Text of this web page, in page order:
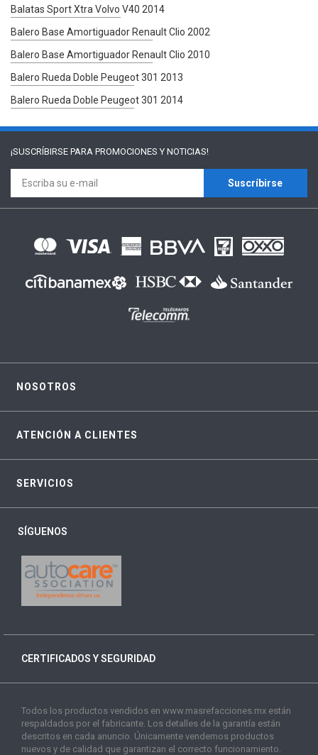
Balatas Sport Xtra Volvo V40 2014
Balero Base Amortiguador Renault Clio 2002
Balero Base Amortiguador Renault Clio 2010
Balero Rueda Doble Peugeot 301 2013
Balero Rueda Doble Peugeot 301 2014
¡SUSCRÍBIRSE PARA PROMOCIONES Y NOTICIAS!
Suscríbirse
NOSOTROS
ATENCIÓN A CLIENTES
SERVICIOS
SÍGUENOS
CERTIFICADOS Y SEGURIDAD
Todos los productos vendidos en www.masrefacciones.mx están
respaldados por el fabricante. Los detalles de la garantía están
descritos en cada anuncio. Únicamente vendemos productos
nuevos y de calidad que garantizan el correcto funcionamiento.